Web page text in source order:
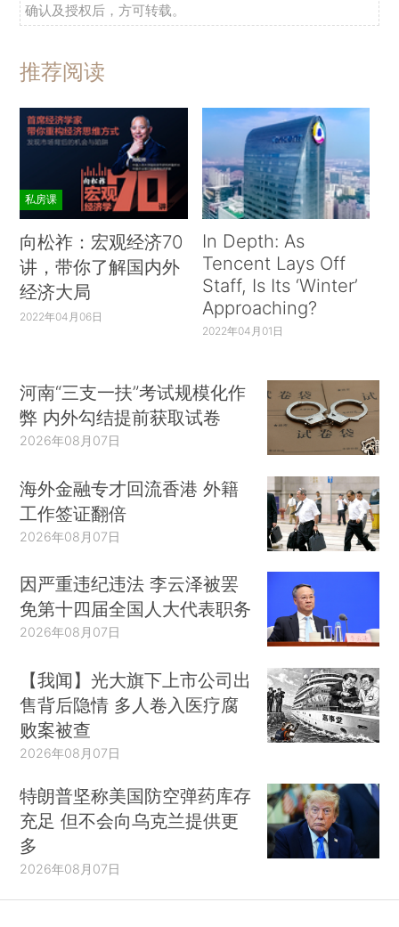
确认及授权后，方可转载。
推荐阅读
私房课
向松祚：宏观经济70
讲，带你了解国内外
经济大局
2022年04月06日
In Depth: As
Tencent Lays Off
Staff, Is Its ‘Winter’
Approaching?
2022年04月01日
河南“三支一扶”考试规模化作
弊 内外勾结提前获取试卷
2026年08月07日
海外金融专才回流香港 外籍
工作签证翻倍
2026年08月07日
因严重违纪违法 李云泽被罢
免第十四届全国人大代表职务
2026年08月07日
【我闻】光大旗下上市公司出
售背后隐情 多人卷入医疗腐
败案被查
2026年08月07日
特朗普坚称美国防空弹药库存
充足 但不会向乌克兰提供更
多
2026年08月07日